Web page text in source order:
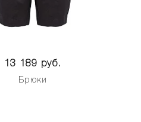
13 189 руб.
Брюки